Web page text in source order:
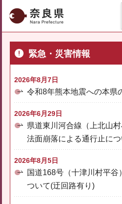
奈良県
緊急・災害情報
2026年8月7日
令和8年熊本地震への本県
2026年6月29日
県道東川河合線（上北山
法面崩落による通行止につ
2026年8月5日
国道168号（十津川村平谷
ついて(迂回路有り)